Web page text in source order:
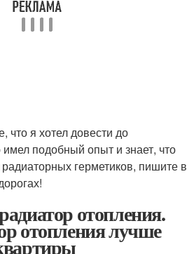
что я хотел довести до
подобный опыт и знает, что
герметиков, пишите в
отопления.
отопления лучше